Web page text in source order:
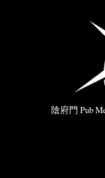
陰府門 Pub